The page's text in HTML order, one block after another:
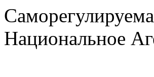
Национальное